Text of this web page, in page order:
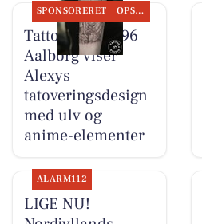
SPONSORERET OPSLAGSTAVLEN
Tattoo Studio 96
Aalborg viser
Alexys
tatoveringsdesign
med ulv og
anime-elementer
ALARM112
LIGE NU!